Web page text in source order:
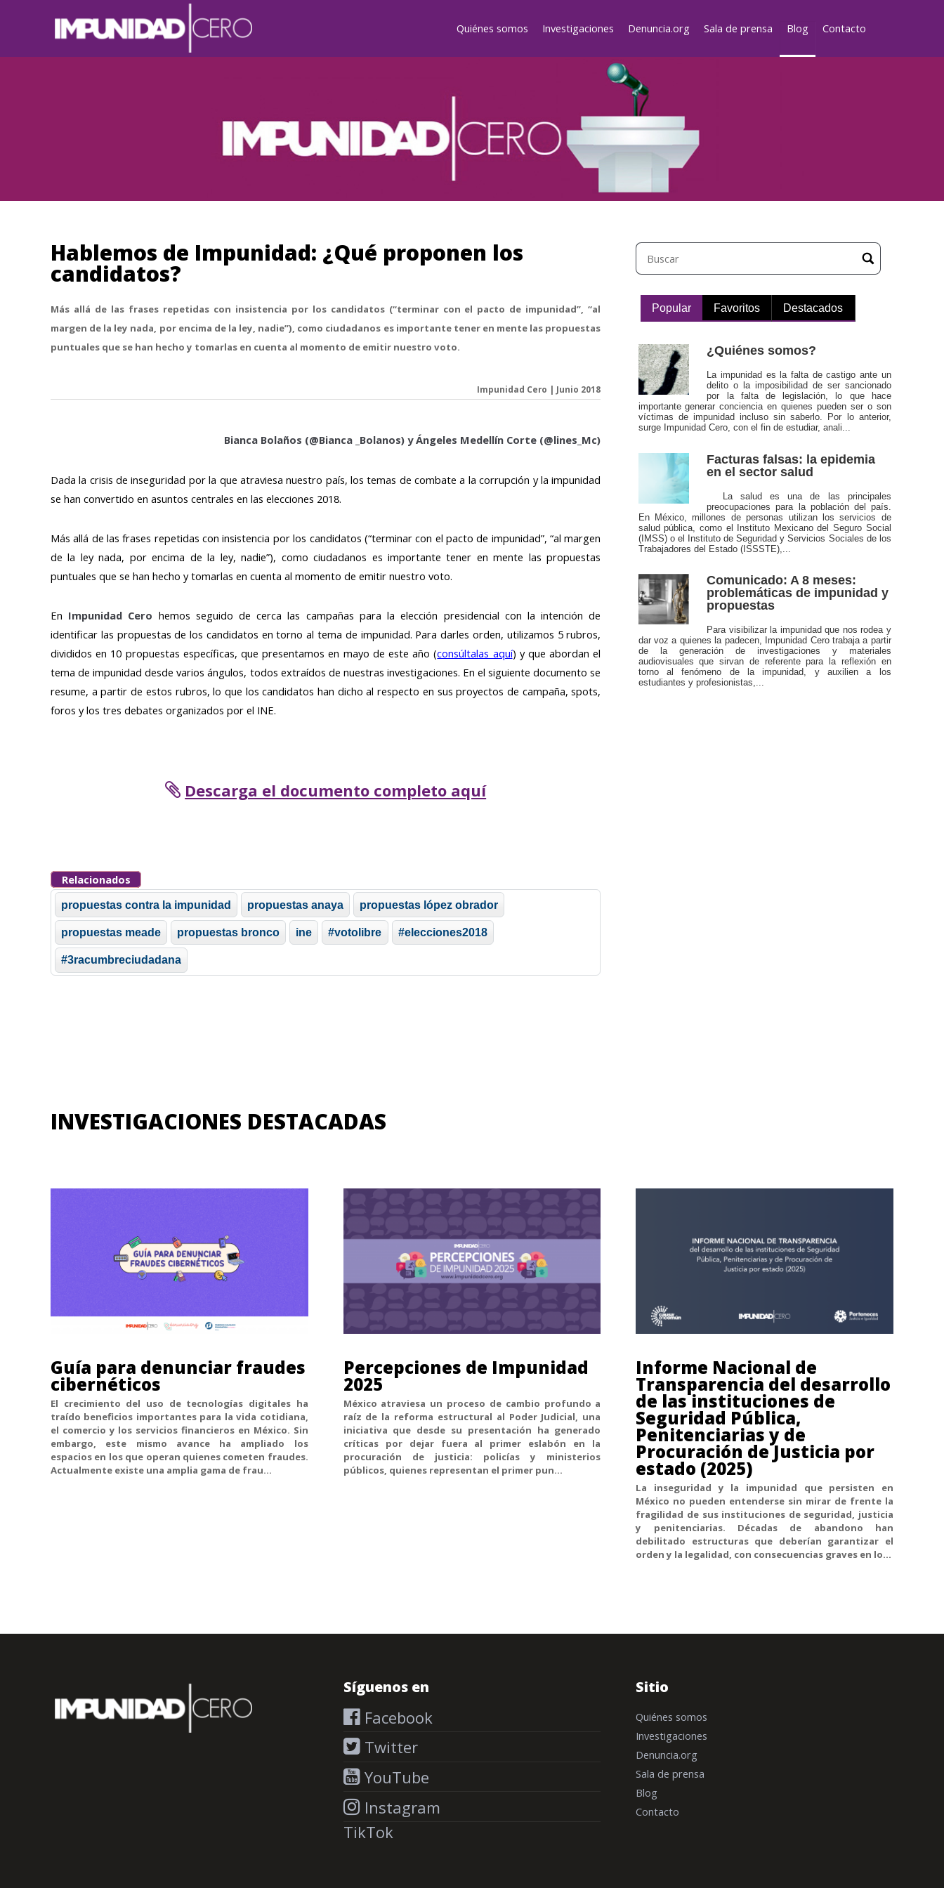
Quiénes somos Investigaciones Denuncia.org Sala de prensa Blog Contacto
Hablemos de Impunidad: ¿Qué proponen los
candidatos?
Más allá de las frases repetidas con insistencia por los candidatos (“terminar con el pacto de impunidad”, “al
margen de la ley nada, por encima de la ley, nadie”), como ciudadanos es importante tener en mente las propuestas
puntuales que se han hecho y tomarlas en cuenta al momento de emitir nuestro voto.
Impunidad Cero | Junio 2018
Bianca Bolaños (@Bianca _Bolanos)y Ángeles Medellín Corte (@lines_Mc)
Dada la crisis de inseguridad por la que atraviesa nuestro país, los temas de combate a la corrupción y la impunidad
se han convertido en asuntos centrales en las elecciones 2018.
Más allá de las frases repetidas con insistencia por los candidatos (“terminar con el pacto de impunidad”, “al margen
de la ley nada, por encima de la ley, nadie”), como ciudadanos es importante tener en mente las propuestas
puntuales que se han hecho y tomarlas en cuenta al momento de emitir nuestro voto.
En Impunidad Cero hemos seguido de cerca las campañas para la elección presidencial con la intención de
identificar las propuestas de los candidatos en torno al tema de impunidad. Para darles orden, utilizamos 5 rubros,
divididos en 10 propuestas específicas, que presentamos en mayo de este año (consúltalas aquí) y que abordan el
tema de impunidad desde varios ángulos, todos extraídos de nuestras investigaciones. En el siguiente documento se
resume, a partir de estos rubros, lo que los candidatos han dicho al respecto en sus proyectos de campaña, spots,
foros y los tres debates organizados por el INE.
Descarga el documento completo aquí
Relacionados
propuestas contra la impunidad propuestas anaya propuestas lópez obrador
propuestas meade propuestas bronco ine #votolibre #elecciones2018
#3racumbreciudadana
Popular Favoritos Destacados
¿Quiénes somos?
La impunidad es la falta de castigo ante un
delito o la imposibilidad de ser sancionado
por la falta de legislación, lo que hace
importante generar conciencia en quienes pueden ser o son
víctimas de impunidad incluso sin saberlo. Por lo anterior,
surge Impunidad Cero, con el fin de estudiar, anali...
Facturas falsas: la epidemia
en el sector salud
La salud es una de las principales
preocupaciones para la población del país.
En México, millones de personas utilizan los servicios de
salud pública, como el Instituto Mexicano del Seguro Social
(IMSS) o el Instituto de Seguridad y Servicios Sociales de los
Trabajadores del Estado (ISSSTE),...
Comunicado: A 8 meses:
problemáticas de impunidad y
propuestas
Para visibilizar la impunidad que nos rodea y
dar voz a quienes la padecen, Impunidad Cero trabaja a partir
de la generación de investigaciones y materiales
audiovisuales que sirvan de referente para la reflexión en
torno al fenómeno de la impunidad, y auxilien a los
estudiantes y profesionistas,...
INVESTIGACIONES DESTACADAS
Guía para denunciar fraudes
cibernéticos
El crecimiento del uso de tecnologías digitales ha
traído beneficios importantes para la vida cotidiana,
el comercio y los servicios financieros en México. Sin
embargo, este mismo avance ha ampliado los
espacios en los que operan quienes cometen fraudes.
Actualmente existe una amplia gama de frau...
Percepciones de Impunidad
2025
México atraviesa un proceso de cambio profundo a
raíz de la reforma estructural al Poder Judicial, una
iniciativa que desde su presentación ha generado
críticas por dejar fuera al primer eslabón en la
procuración de justicia: policías y ministerios
públicos, quienes representan el primer pun...
Informe Nacional de
Transparencia del desarrollo
de las instituciones de
Seguridad Pública,
Penitenciarias y de
Procuración de Justicia por
estado (2025)
La inseguridad y la impunidad que persisten en
México no pueden entenderse sin mirar de frente la
fragilidad de sus instituciones de seguridad, justicia
y penitenciarias. Décadas de abandono han
debilitado estructuras que deberían garantizar el
orden y la legalidad, con consecuencias graves en lo...
Síguenos en
Facebook
Twitter
YouTube
Instagram
TikTok
Sitio
Quiénes somos
Investigaciones
Denuncia.org
Sala de prensa
Blog
Contacto